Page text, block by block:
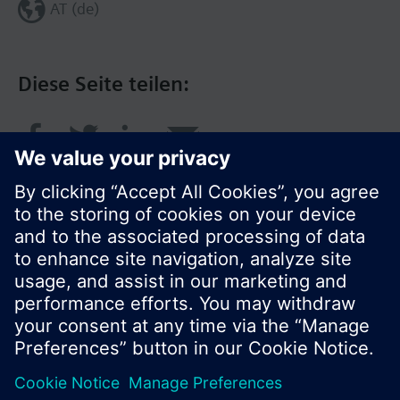
TXM1.8D
TXM1.8U-ML
TXM1.8X-ML
TXM1.6R
TXM1.6R-M
TXM1.8P
TXM1.8T
TXM1.4D3R
Diese Seite teilen:
AT (de)
© Siemens Schweiz AG 2016
Produktangebot und Preise können pro Land